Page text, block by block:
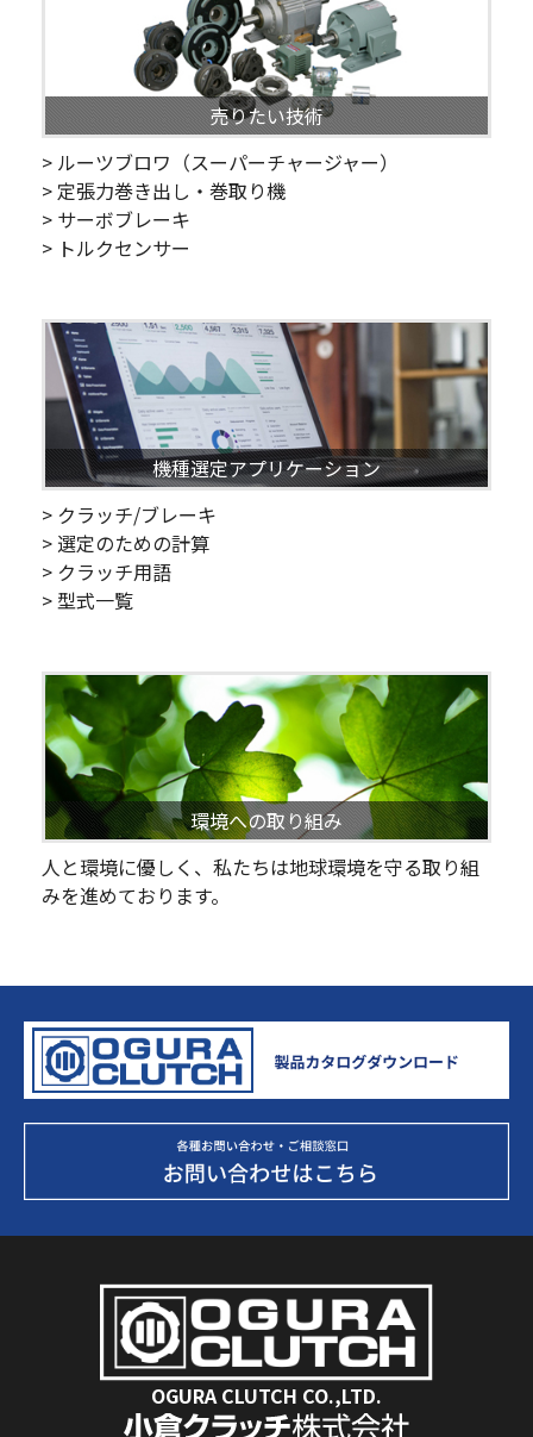
売りたい技術
> ルーツブロワ（スーパーチャージャー）
> 定張力巻き出し・巻取り機
> サーボブレーキ
> トルクセンサー
機種選定アプリケーション
> クラッチ/ブレーキ
> 選定のための計算
> クラッチ用語
> 型式一覧
環境への取り組み
人と環境に優しく、私たちは地球環境を守る取り組
みを進めております。
OGURA CLUTCH CO.,LTD.